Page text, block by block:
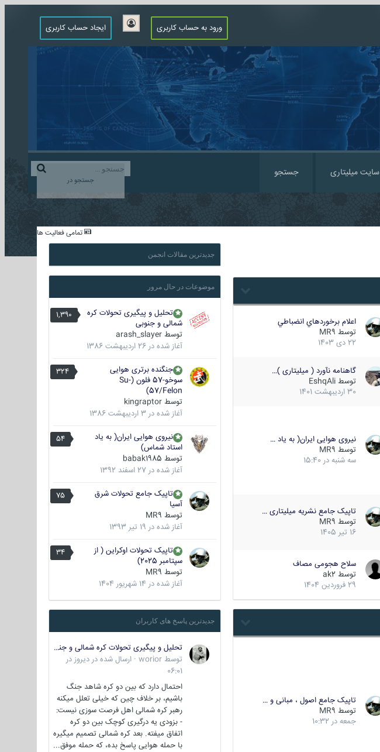
ورود به حساب کاربری ایجاد حساب کاربری
جستجو در
سایت میلیتاری جستجو
تمامی فعالیت ها
اعلام برخوردهاي انضباطي
توسط MR9
22 دی 1403
گاهنامه نآورد ( میلیتاری )…
توسط EshqAli
30 اردیبهشت 1401
نیروی هوایی ایران( به یاد …
توسط MR9
سه شنبه در 15:40
تاپیک جامع نشریه میلیتاری …
توسط MR9
16 تیر 1405
سلاح هجومی مصاف
توسط ak2
29 فروردین 1404
تاپیک جامع اصول ، مبانی و …
توسط MR9
جمعه در 10:32
جدیدترین مقالات انجمن
موضوعات در حال مرور
1,390
تحلیل و پیگیری تحولات کره
شمالی و جنوبی
توسط arash_slayer
آغاز شده در 26 اردیبهشت 1386
324
جنگنده برتری هوایی
سوخو-57 فلون (Su-
57/Felon)
توسط kingraptor
آغاز شده در 3 اردیبهشت 1386
54
نیروی هوایی ایران( به یاد
استاد شماس)
توسط babak1985
آغاز شده در 27 اسفند 1392
75
تاپیک جامع تحولات شرق
آسیا
توسط MR9
آغاز شده در 19 تیر 1393
34
تاپیک تحولات اوکراین ( از
سپتامبر 2025)
توسط MR9
آغاز شده در 14 شهریور 1404
جدیدترین پاسخ های کاربران
تحلیل و پیگیری تحولات کره شمالی و جنوبی
توسط worior
· ارسال شده در دیروز در
06:01
احتمال دارد که بین دو کره شاهد جنگ
باشیم، بر خلاف چین که خیلی تعلل میکنه
رهبر کره شمالی اهل فرصت سوزی نیست:
- بزودی یه درگیری کوچک بین دو کره
اتفاق میفته. بعد کره شمالی تصمیم میگیره
با حمله هوایی پاسخ بده، که حمله موفق...